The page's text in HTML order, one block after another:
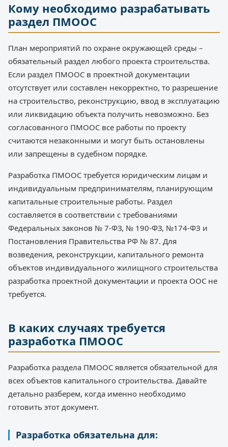
Кому необходимо разрабатывать
раздел ПМООС
План мероприятий по охране окружающей среды –
обязательный раздел любого проекта строительства.
Если раздел ПМООС в проектной документации
отсутствует или составлен некорректно, то разрешение
на строительство, реконструкцию, ввод в эксплуатацию
или ликвидацию объекта получить невозможно. Без
согласованного ПМООС все работы по проекту
считаются незаконными и могут быть остановлены
или запрещены в судебном порядке.
Разработка ПМООС требуется юридическим лицам и
индивидуальным предпринимателям, планирующим
капитальные строительные работы. Раздел
составляется в соответствии с требованиями
Федеральных законов № 7-ФЗ, № 190-ФЗ, №174-ФЗ и
Постановления Правительства РФ № 87. Для
возведения, реконструкции, капитального ремонта
объектов индивидуального жилищного строительства
разработка проектной документации и проекта ООС не
требуется.
В каких случаях требуется
разработка ПМООС
Разработка раздела ПМООС является обязательной для
всех объектов капитального строительства. Давайте
детально разберем, когда именно необходимо
готовить этот документ.
Разработка обязательна для: